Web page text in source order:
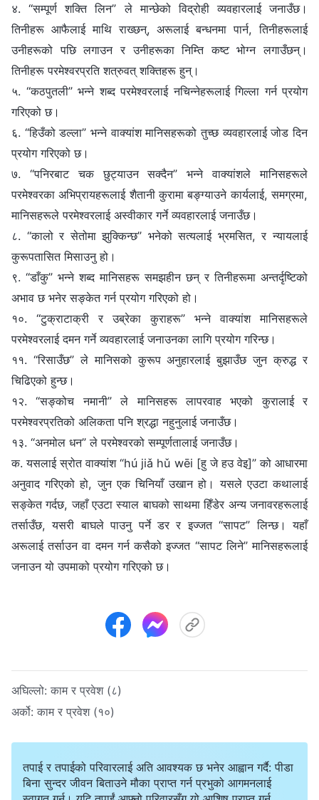
४. “सम्पूर्ण शक्ति लिन” ले मान्छेको विद्रोही व्यवहारलाई जनाउँछ।
तिनीहरू आफैलाई माथि राख्छन्, अरूलाई बन्धनमा पार्न, तिनीहरूलाई
उनीहरूको पछि लगाउन र उनीहरूका निम्ति कष्ट भोग्न लगाउँछन्।
तिनीहरू परमेश्‍वरप्रति शत्रुवत् शक्तिहरू हुन्।
५. “कठपुतली” भन्‍ने शब्‍द परमेश्‍वरलाई नचिन्नेहरूलाई गिल्ला गर्न प्रयोग
गरिएको छ।
६. “हिउँको डल्ला” भन्‍ने वाक्यांश मानिसहरूको तुच्छ व्यवहारलाई जोड दिन
प्रयोग गरिएको छ।
७. “पनिरबाट चक छुट्याउन सक्दैन” भन्‍ने वाक्यांशले मानिसहरूले
परमेश्‍वरका अभिप्रायहरूलाई शैतानी कुरामा बङ्ग्याउने कार्यलाई, समग्रमा,
मानिसहरूले परमेश्‍वरलाई अस्वीकार गर्ने व्यवहारलाई जनाउँछ।
८. “कालो र सेतोमा झुक्‍किन्छ” भनेको सत्यलाई भ्रमसित, र न्यायलाई
कुरूपतासित मिसाउनु हो।
९. “डाँकु” भन्‍ने शब्‍द मानिसहरू समझहीन छन् र तिनीहरूमा अन्तर्दृष्टिको
अभाव छ भनेर सङ्केत गर्न प्रयोग गरिएको हो।
१०. “टुक्राटाक्री र उब्रेका कुराहरू” भन्‍ने वाक्यांश मानिसहरूले
परमेश्‍वरलाई दमन गर्ने व्यवहारलाई जनाउनका लागि प्रयोग गरिन्छ।
११. “रिसाउँछ” ले मानिसको कुरूप अनुहारलाई बुझाउँछ जुन क्रुद्ध र
चिढिएको हुन्छ।
१२. “सङ्कोच नमानी” ले मानिसहरू लापरवाह भएको कुरालाई र
परमेश्‍वरप्रतिको अलिकता पनि श्रद्धा नहुनुलाई जनाउँछ।
१३. “अनमोल धन” ले परमेश्‍वरको सम्पूर्णतालाई जनाउँछ।
क. यसलाई स्रोत वाक्यांश “hú jiǎ hǔ wēi [हु जे हउ वेइ]” को आधारमा
अनुवाद गरिएको हो, जुन एक चिनियाँ उखान हो। यसले एउटा कथालाई
सङ्केत गर्दछ, जहाँ एउटा स्याल बाघको साथमा हिँडेर अन्य जनावरहरूलाई
तर्साउँछ, यसरी बाघले पाउनु पर्ने डर र इज्जत “सापट” लिन्छ। यहाँ
अरूलाई तर्साउन वा दमन गर्न कसैको इज्जत “सापट लिने” मानिसहरूलाई
जनाउन यो उपमाको प्रयोग गरिएको छ।
अघिल्लो: काम र प्रवेश (८)
अर्को: काम र प्रवेश (१०)
तपाई र तपाईको परिवारलाई अति आवश्यक छ भनेर आह्वान गर्दै: पीडा
बिना सुन्दर जीवन बिताउने मौका प्राप्त गर्न प्रभुको आगमनलाई